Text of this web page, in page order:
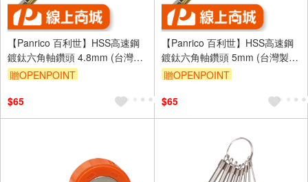
【Panrico 百利世】HSS高速鋼
鍍鈦六角軸鑽頭 4.8mm (台灣製
造)
贈OPENPOINT
$65
【Panrico 百利世】HSS高速鋼
鍍鈦六角軸鑽頭 5mm (台灣製
造)
贈OPENPOINT
$65